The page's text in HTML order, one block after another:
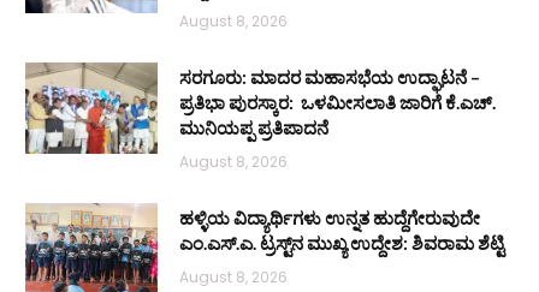
August 8, 2026
ಸರಗೂರು: ಮಾದರ ಮಹಾಸಭೆಯ ಉದ್ಘಾಟನೆ –
ಪ್ರತಿಭಾ ಪುರಸ್ಕಾರ: ಒಳಮೀಸಲಾತಿ ಜಾರಿಗೆ ಕೆ.ಎಚ್.
ಮುನಿಯಪ್ಪ ಪ್ರತಿಪಾದನೆ
August 8, 2026
ಹಳ್ಳಿಯ ವಿದ್ಯಾರ್ಥಿಗಳು ಉನ್ನತ ಹುದ್ದೆಗೇರುವುದೇ
ಎಂ.ಎಸ್.ಎ. ಟ್ರಸ್ಟ್‌ನ ಮುಖ್ಯ ಉದ್ದೇಶ: ಶಿವರಾಮ ಶೆಟ್ಟಿ
August 8, 2026